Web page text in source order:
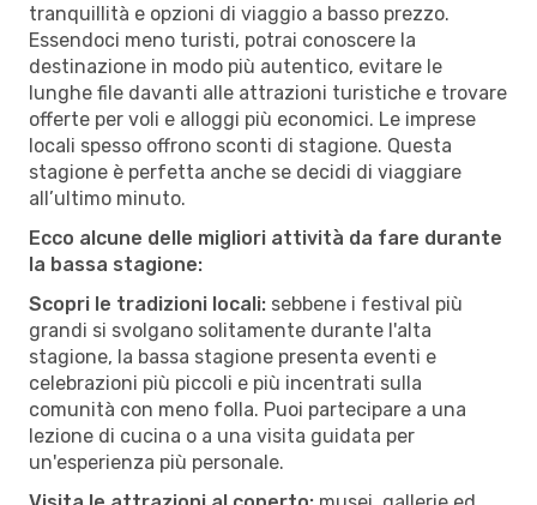
tranquillità e opzioni di viaggio a basso prezzo.
Essendoci meno turisti, potrai conoscere la
destinazione in modo più autentico, evitare le
lunghe file davanti alle attrazioni turistiche e trovare
offerte per voli e alloggi più economici. Le imprese
locali spesso offrono sconti di stagione. Questa
stagione è perfetta anche se decidi di viaggiare
all’ultimo minuto.
Ecco alcune delle migliori attività da fare durante
la bassa stagione:
Scopri le tradizioni locali: sebbene i festival più
grandi si svolgano solitamente durante l'alta
stagione, la bassa stagione presenta eventi e
celebrazioni più piccoli e più incentrati sulla
comunità con meno folla. Puoi partecipare a una
lezione di cucina o a una visita guidata per
un'esperienza più personale.